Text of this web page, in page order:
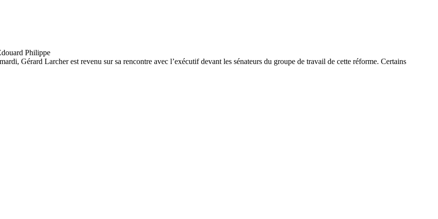
Gérard Larcher est revenu sur sa rencontre avec l’exécutif devant les sénateurs du groupe de travail de cette réforme. Certains